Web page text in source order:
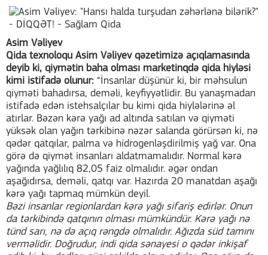
Asim Vəliyev
Qida texnoloqu Asim Vəliyev qəzetimizə açıqlamasında
deyib ki, qiymətin baha olması marketinqdə qida hiyləsi
kimi istifadə olunur: “İnsanlar düşünür ki, bir məhsulun
qiyməti bahadırsa, deməli, keyfiyyətlidir. Bu yanaşmadan
istifadə edən istehsalçılar bu kimi qida hiylələrinə əl
atırlar. Bəzən kərə yağı ad altında satılan və qiyməti
yüksək olan yağın tərkibinə nəzər salanda görürsən ki, nə
qədər qatqılar, palma və hidrogenləşdirilmiş yağ var. Ona
görə də qiymət insanları aldatmamalıdır. Normal kərə
yağında yağlılıq 82,05 faiz olmalıdır. əgər ondan
aşağıdırsa, deməli, qatqı var. Hazırda 20 manatdan aşağı
kərə yağı tapmaq mümkün deyil.
Bəzi insanlar regionlardan kərə yağı sifariş edirlər. Onun
da tərkibində qatqının olması mümkündür. Kərə yağı nə
tünd sarı, nə də açıq rəngdə olmalıdır. Ağızda süd tamını
verməlidir. Doğrudur, indi qida sənayesi o qədər inkişaf